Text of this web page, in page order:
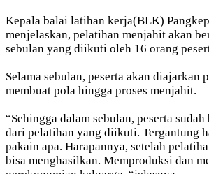
Kepala balai latihan kerja(BLK)
menjelaskan, pelatihan menjahit akan
sebulan yang diikuti oleh 16 orang
Selama sebulan, peserta akan diajarkan
membuat pola hingga proses menjahit.
“Sehingga dalam sebulan, peserta
dari pelatihan yang diikuti. Tergantung
pakain apa. Harapannya, setelah
bisa menghasilkan. Memproduksi dan